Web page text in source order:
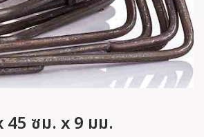
45 ซม. x 9 มม.